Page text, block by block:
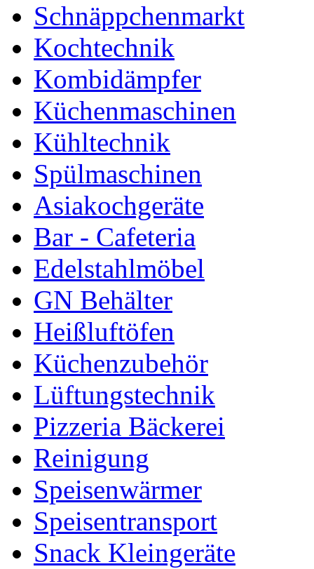
Schnäppchenmarkt
Kochtechnik
Kombidämpfer
Küchenmaschinen
Kühltechnik
Spülmaschinen
Asiakochgeräte
Bar - Cafeteria
Edelstahlmöbel
GN Behälter
Heißluftöfen
Küchenzubehör
Lüftungstechnik
Pizzeria Bäckerei
Reinigung
Speisenwärmer
Speisentransport
Snack Kleingeräte